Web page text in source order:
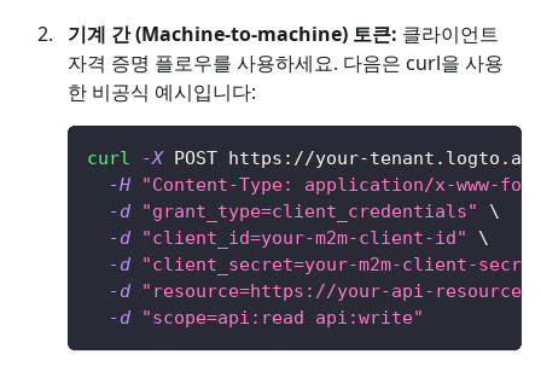
기계 간 (Machine-to-machine) 토큰: 클라이언트
자격 증명 플로우를 사용하세요. 다음은 curl을 사용
한 비공식 예시입니다:
curl -X POST https://your-
-H
"Content-Type: application/x-www-
-d
"grant_type=client_credentials"
\
-d
"client_id=your-m2m-client-id"
\
-d
"client_secret=your-m2m-client-
-d
"resource=https://your-api-
-d
"scope=api:read api:write"